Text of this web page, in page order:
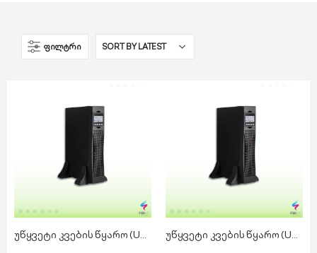
ᲤᲘᲚᲢᲠᲘ
უწყვეტი კვების წყარო (UPS) – MP RT 2k S – 2KVA/1.8KW On-line RT, 4x9AH აკუმულატორით უწყვეტი კვების წყარო (UPS) – MP RT 3k S – 3KVA/2.7KW On-line RT, 6x9AH აკუმულატორით